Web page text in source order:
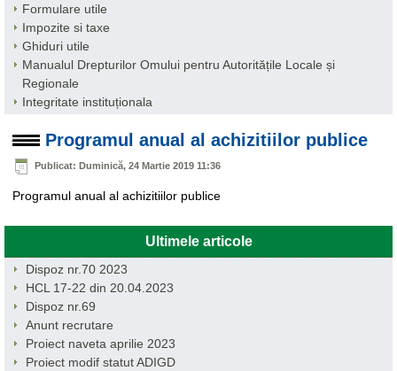
Formulare utile
Impozite si taxe
Ghiduri utile
Manualul Drepturilor Omului pentru Autoritățile Locale și
Regionale
Integritate instituționala
Programul anual al achizitiilor publice
Publicat: Duminică, 24 Martie 2019 11:36
Programul anual al achizitiilor publice
Ultimele articole
Dispoz nr.70 2023
HCL 17-22 din 20.04.2023
Dispoz nr.69
Anunt recrutare
Proiect naveta aprilie 2023
Proiect modif statut ADIGD